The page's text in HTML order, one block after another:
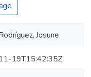
Josune
19T15:42:35Z